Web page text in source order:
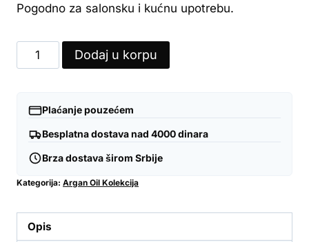
Pogodno za salonsku i kućnu upotrebu.
ArganOil
Tretmansko
za
150
quantity
Dodaj u korpu
Plaćanje pouzećem
Besplatna dostava nad 4000 dinara
Brza dostava širom Srbije
Kategorija: Argan Oil Kolekcija
Opis